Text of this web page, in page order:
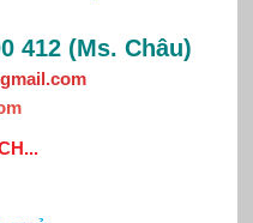
412 (Ms. Châu)